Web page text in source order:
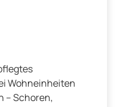
Wohneinheiten
– Schoren,